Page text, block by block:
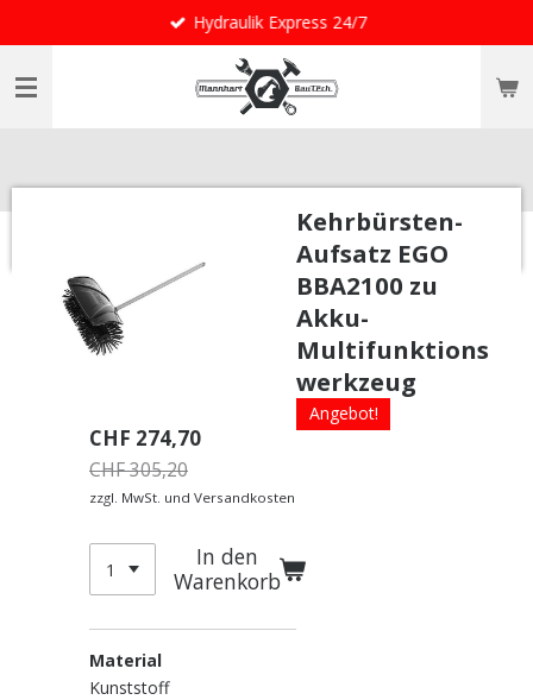
Hauptinhalt
springen
Hydraulik Express 24/7
Kehrbürsten-
Aufsatz EGO
BBA2100 zu
Akku-
Multifunktions
werkzeug
Angebot!
CHF 274,70
CHF 305,20
zzgl. MwSt. und Versandkosten
In den
Warenkorb
Material
Kunststoff